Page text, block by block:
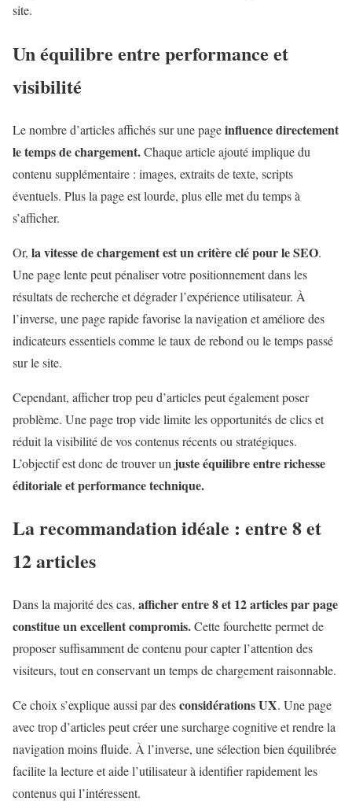
site.
Un équilibre entre performance et
visibilité
Le nombre d’articles affichés sur une pageinfluence directement
le temps de chargement.Chaque article ajouté implique du
contenu supplémentaire : images, extraits de texte, scripts
éventuels. Plus la page est lourde, plus elle met du temps à
s’afficher.
Or, la vitesse de chargement est un critère clé pour le SEO.
Une page lente peut pénaliser votre positionnement dans les
résultats de recherche et dégrader l’expérience utilisateur. À
l’inverse, une page rapide favorise la navigation et améliore des
indicateurs essentiels comme le taux de rebond ou le temps passé
sur le site.
Cependant, afficher trop peu d’articles peut également poser
problème. Une page trop vide limite les opportunités de clics et
réduit la visibilité de vos contenus récents ou stratégiques.
L’objectif est donc de trouver un juste équilibre entre richesse
éditoriale et performance technique.
La recommandation idéale : entre 8 et
12 articles
Dans la majorité des cas, afficher entre 8 et 12 articles par page
constitue un excellent compromis.Cette fourchette permet de
proposer suffisamment de contenu pour capter l’attention des
visiteurs, tout en conservant un temps de chargement raisonnable.
Ce choix s’explique aussi par desconsidérations UX. Une page
avec trop d’articles peut créer une surcharge cognitive et rendre la
navigation moins fluide. À l’inverse, une sélection bien équilibrée
facilite la lecture et aide l’utilisateur à identifier rapidement les
contenus qui l’intéressent.